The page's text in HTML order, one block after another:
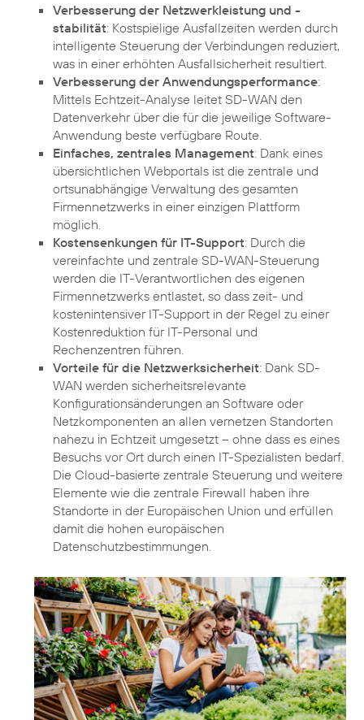
Verbesserung der Netzwerkleistung und -
stabilität: Kostspielige Ausfallzeiten werden durch
intelligente Steuerung der Verbindungen reduziert,
was in einer erhöhten Ausfallsicherheit resultiert.
Verbesserung der Anwendungsperformance:
Mittels Echtzeit-Analyse leitet SD-WAN den
Datenverkehr über die für die jeweilige Software-
Anwendung beste verfügbare Route.
Einfaches, zentrales Management: Dank eines
übersichtlichen Webportals ist die zentrale und
ortsunabhängige Verwaltung des gesamten
Firmennetzwerks in einer einzigen Plattform
möglich.
Kostensenkungen für IT-Support: Durch die
vereinfachte und zentrale SD-WAN-Steuerung
werden die IT-Verantwortlichen des eigenen
Firmennetzwerks entlastet, so dass zeit- und
kostenintensiver IT-Support in der Regel zu einer
Kostenreduktion für IT-Personal und
Rechenzentren führen.
Vorteile für die Netzwerksicherheit: Dank SD-
WAN werden sicherheitsrelevante
Konfigurationsänderungen an Software oder
Netzkomponenten an allen vernetzen Standorten
nahezu in Echtzeit umgesetzt – ohne dass es eines
Besuchs vor Ort durch einen IT-Spezialisten bedarf.
Die Cloud-basierte zentrale Steuerung und weitere
Elemente wie die zentrale Firewall haben ihre
Standorte in der Europäischen Union und erfüllen
damit die hohen europäischen
Datenschutzbestimmungen.